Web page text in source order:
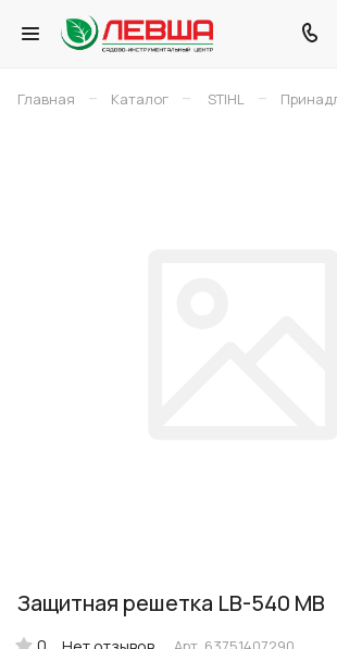
Главная – Каталог – STIHL –
Защитная решетка LB-540 MB